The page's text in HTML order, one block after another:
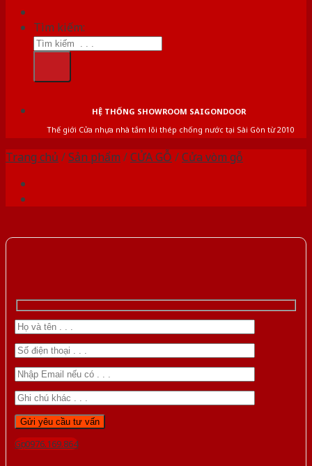
Tìm kiếm:
HỆ THỐNG SHOWROOM SAIGONDOOR
Thế giới Cửa nhựa nhà tắm lõi thép chống nước tại Sài Gòn từ 2010
Trang chủ /Sản phẩm /CỬA GỖ /Cửa vòm gỗ
Gọi 0976.169.864